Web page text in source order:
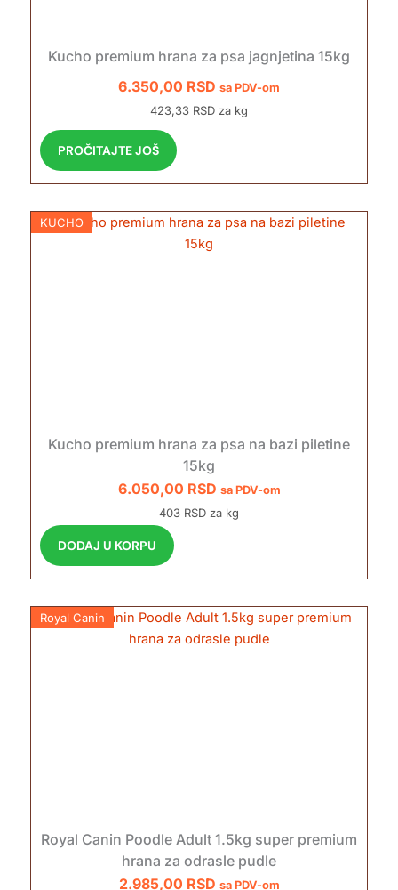
Kucho premium hrana za psa jagnjetina 15kg
6.350,00 RSD sa PDV-om
423,33 RSD za kg
PROČITAJTE JOŠ
KUCHO
Kucho premium hrana za psa na bazi piletine
15kg
6.050,00 RSD sa PDV-om
403 RSD za kg
DODAJ U KORPU
Royal Canin
Royal Canin Poodle Adult 1.5kg super premium
hrana za odrasle pudle
2.985,00 RSD sa PDV-om